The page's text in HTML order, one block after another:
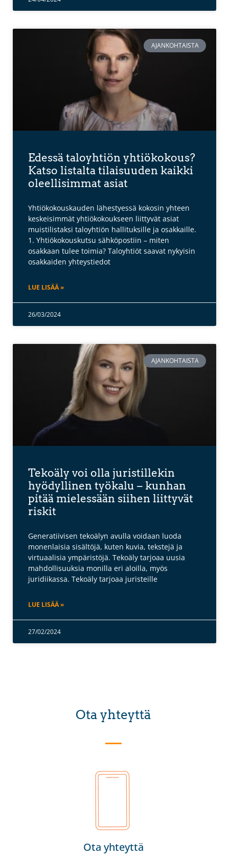
AJANKOHTAISTA
Edessä taloyhtiön yhtiökokous?
Katso listalta tilaisuuden kaikki
oleellisimmat asiat
Yhtiökokouskauden lähestyessä kokosin yhteen
keskeisimmät yhtiökokoukseen liittyvät asiat
muistilistaksi taloyhtiön hallituksille ja osakkaille.
1. Yhtiökokouskutsu sähköpostiin – miten
osakkaan tulee toimia? Taloyhtiöt saavat nykyisin
osakkaiden yhteystiedot
LUE LISÄÄ »
26/03/2024
AJANKOHTAISTA
Tekoäly voi olla juristillekin
hyödyllinen työkalu – kunhan
pitää mielessään siihen liittyvät
riskit
Generatiivisen tekoälyn avulla voidaan luoda
monenlaisia sisältöjä, kuten kuvia, tekstejä ja
virtuaalisia ympäristöjä. Tekoäly tarjoaa uusia
mahdollisuuksia monilla eri aloilla, myös
juridiikassa. Tekoäly tarjoaa juristeille
LUE LISÄÄ »
27/02/2024
Ota yhteyttä
Ota yhteyttä